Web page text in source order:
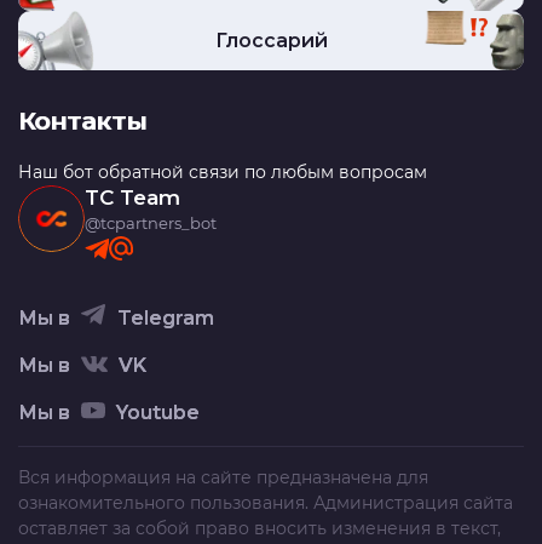
Глоссарий
Контакты
Наш бот обратной связи по любым вопросам
TC Team
@tcpartners_bot
Мы в Telegram
Мы в VK
Мы в Youtube
Вся информация на сайте предназначена для
ознакомительного пользования. Администрация сайта
оставляет за собой право вносить изменения в текст,